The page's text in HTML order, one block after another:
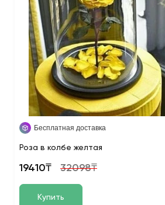
Бесплатная доставка
Роза в колбе желтая
19410₸ 32098₸
Купить